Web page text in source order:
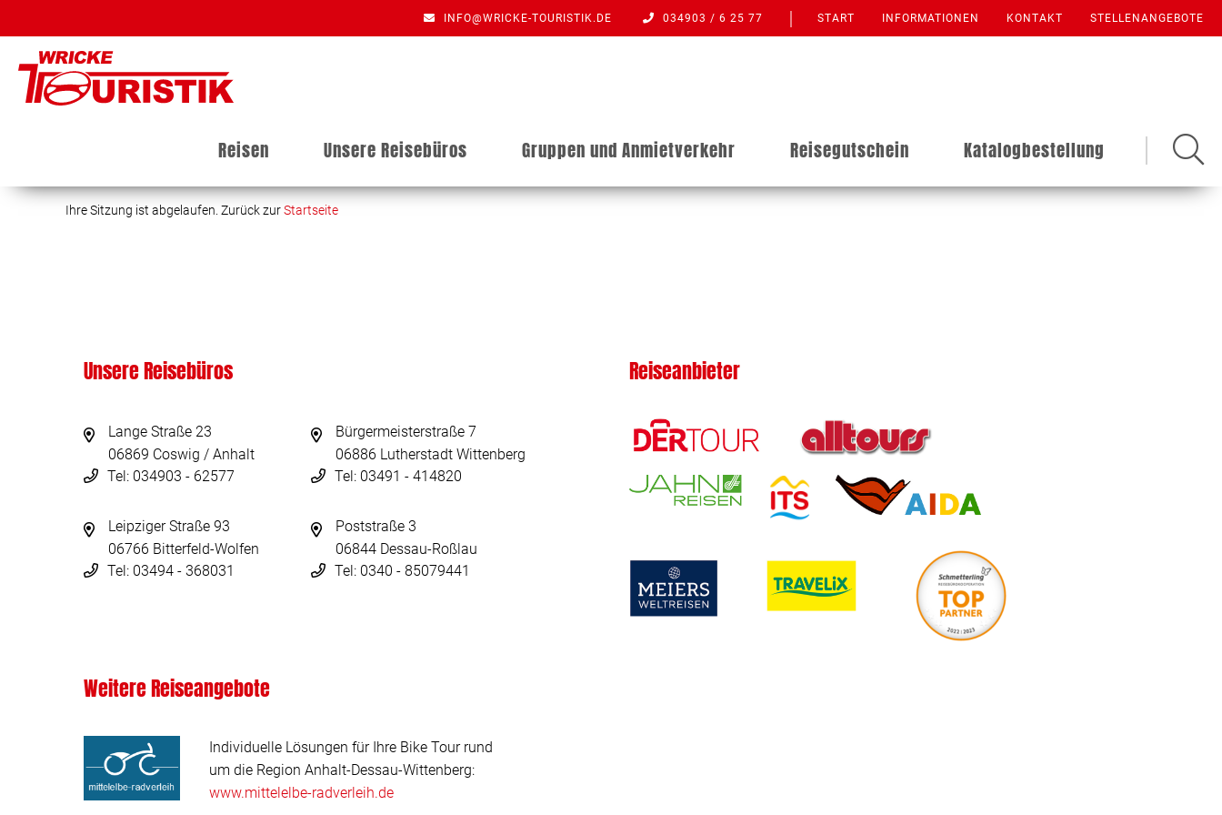
INFO@WRICKE-TOURISTIK.DE 034903 / 6 25 77 START INFORMATIONEN KONTAKT STELLENANGEBOTE
Reisen Unsere Reisebüros Gruppen und Anmietverkehr Reisegutschein Katalogbestellung
Ihre Sitzung ist abgelaufen. Zurück zurStartseite
Unsere Reisebüros
Lange Straße 23
06869 Coswig / Anhalt
Tel: 034903 - 62577
Bürgermeisterstraße 7
06886 Lutherstadt Wittenberg
Tel: 03491 - 414820
Leipziger Straße 93
06766 Bitterfeld-Wolfen
Tel: 03494 - 368031
Poststraße 3
06844 Dessau-Roßlau
Tel: 0340 - 85079441
Reiseanbieter
Weitere Reiseangebote
Individuelle Lösungen für Ihre Bike Tour rund
um die Region Anhalt-Dessau-Wittenberg:
www.mittelelbe-radverleih.de